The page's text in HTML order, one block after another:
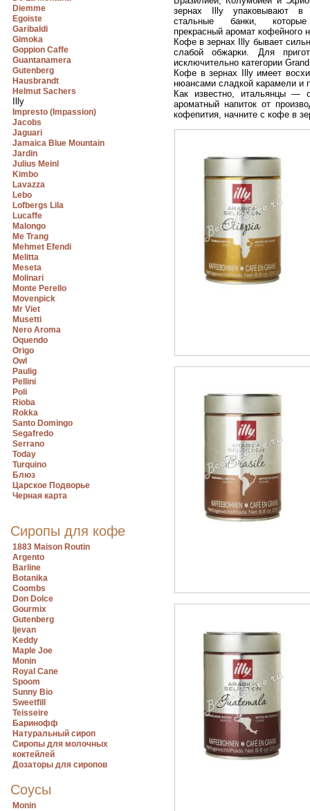
Diemme
Egoiste
Garibaldi
Gimoka
Goppion Caffe
Guantanamera
Gutenberg
Hausbrandt
Helmut Sachers
Illy
Impresto (Impassion)
Jacobs
Jaguari
Jamaica Blue Mountain
Jardin
Julius Meinl
Kimbo
Lavazza
Lebo
Lofbergs Lila
Lucaffe
Malongo
Me Trang
Mehmet Efendi
Melitta
Meseta
Molinari
Monte Perello
Movenpick
Mr Viet
Musetti
Nero Aroma
Oquendo
Origo
Owl
Paulig
Pellini
Poli
Rioba
Rokka
Santo Domingo
Segafredo
Serrano
Today
Turquino
Блюз
Царское Подворье
Черная карта
Сиропы для кофе
1883 Maison Routin
Argento
Barline
Botanika
Coombs
Don Dolce
Gourmix
Gutenberg
Ijevan
Keddy
Maple Joe
Monin
Royal Cane
Spoom
Sunny Bio
Sweetfill
Teisseire
Баринофф
Натуральный сироп
Сиропы для молочных
коктейлей
Дозаторы для сиропов
Соусы
Monin
зернах Illy упаковывают в
стальные банки,
прекрасный аромат кофейного
Кофе в зернах Illy бывает
слабой обжарки. Для
исключительно категории
Кофе в зернах Illy имеет
нюансами сладкой карамели и
Как известно, итальянцы —
ароматный напиток от
кофепития, начните с кофе в